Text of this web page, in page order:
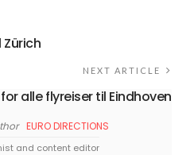
NEXT ARTICLE
alle flyreiser til Eindhoven
EURO DIRECTIONS
and content editor